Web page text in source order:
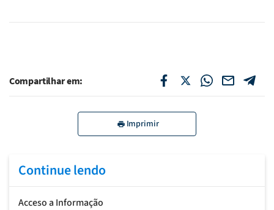
Compartilhar em:
Imprimir
Continue lendo
Acceso a Informação